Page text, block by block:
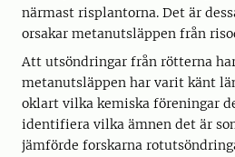
närmast risplantorna. Det är
orsakar metanutsläppen från
Att utsöndringar från rötterna
metanutsläppen har varit känt
oklart vilka kemiska föreningar
identifiera vilka ämnen det är
jämförde forskarna